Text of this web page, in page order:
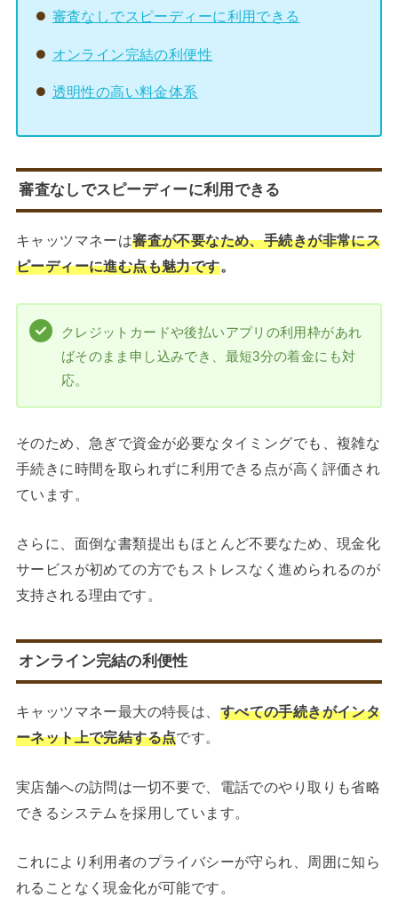
審査なしでスピーディーに利用できる
オンライン完結の利便性
透明性の高い料金体系
審査なしでスピーディーに利用できる
キャッツマネーは審査が不要なため、手続きが非常にス
ピーディーに進む点も魅力です。
クレジットカードや後払いアプリの利用枠があれ
ばそのまま申し込みでき、最短3分の着金にも対
応。
そのため、急ぎで資金が必要なタイミングでも、複雑な
手続きに時間を取られずに利用できる点が高く評価され
ています。
さらに、面倒な書類提出もほとんど不要なため、現金化
サービスが初めての方でもストレスなく進められるのが
支持される理由です。
オンライン完結の利便性
キャッツマネー最大の特長は、 すべての手続きがインタ
ーネット上で完結する点です。
実店舗への訪問は一切不要で、電話でのやり取りも省略
できるシステムを採用しています。
これにより利用者のプライバシーが守られ、周囲に知ら
れることなく現金化が可能です。